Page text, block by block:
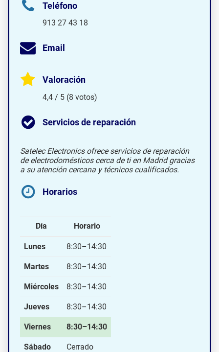
Teléfono
913 27 43 18
Email
Valoración
4,4 / 5 (8 votos)
Servicios de reparación
Satelec Electronics ofrece servicios de reparación
de electrodomésticos cerca de ti en Madrid gracias
a su atención cercana y técnicos cualificados.
Horarios
Día Horario
Lunes 8:30–14:30
Martes 8:30–14:30
Miércoles 8:30–14:30
Jueves 8:30–14:30
Viernes 8:30–14:30
Sábado Cerrado